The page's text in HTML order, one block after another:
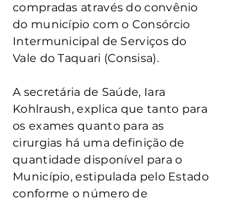
compradas através do convênio
do município com o Consórcio
Intermunicipal de Serviços do
Vale do Taquari (Consisa).
A secretária de Saúde, Iara
Kohlraush, explica que tanto para
os exames quanto para as
cirurgias há uma definição de
quantidade disponível para o
Município, estipulada pelo Estado
conforme o número de